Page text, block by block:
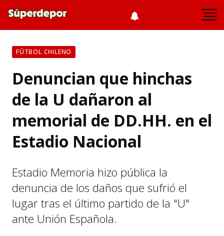
FÚTBOL CHILENO
Denuncian que hinchas
de la U dañaron al
memorial de DD.HH. en el
Estadio Nacional
Estadio Memoria hizo pública la
denuncia de los daños que sufrió el
lugar tras el último partido de la "U"
ante Unión Española.